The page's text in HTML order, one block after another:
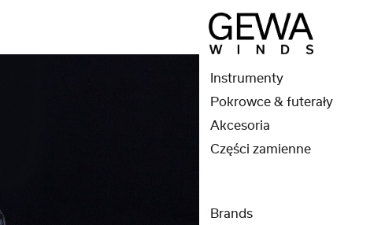
Instrumenty
Pokrowce & futerały
Akcesoria
Części zamienne
Brands